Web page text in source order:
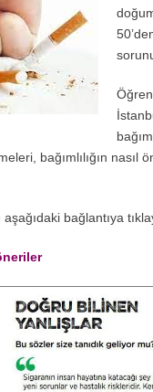
bağımlılığın
bağlantıya